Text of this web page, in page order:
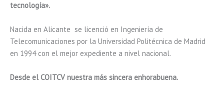
tecnología».
Nacida en Alicante se licenció en Ingeniería de
Telecomunicaciones por la Universidad Politécnica de Madrid
en 1994 con el mejor expediente a nivel nacional.
Desde el COITCV nuestra más sincera enhorabuena.